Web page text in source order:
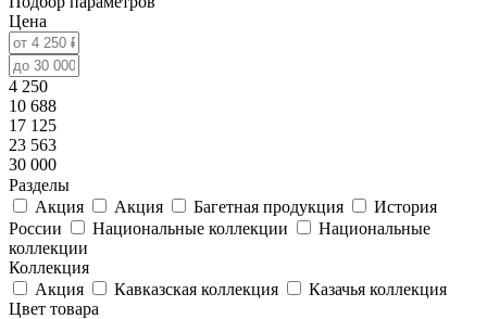
Цена
4 250
10 688
17 125
23 563
30 000
Разделы
Акция
Акция Багетная продукция
История
России
Национальные коллекции
Национальные
коллекции
Коллекция
Акция
Кавказская коллекция
Казачья коллекция
Цвет товара